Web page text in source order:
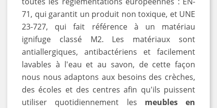
71, qui garantit un produit non toxique, et UNE
23-727, qui fait référence à un matériau
ignifuge classé M2. Les matériaux sont
antiallergiques, antibactériens et facilement
lavables à l'eau et au savon, de cette façon
nous nous adaptons aux besoins des crèches,
des écoles et des centres afin qu'ils puissent
utiliser quotidiennement les meubles en